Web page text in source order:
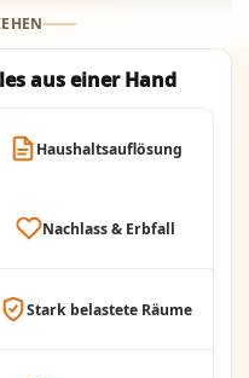
aus einer Hand
Haushaltsauflösung
Nachlass & Erbfall
Stark belastete Räume